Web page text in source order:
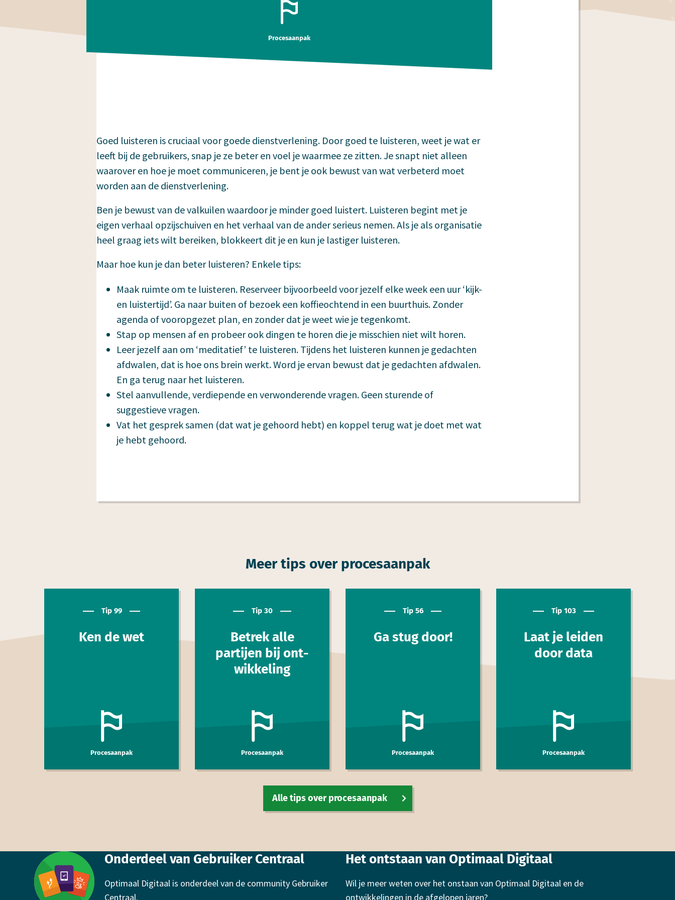
Procesaanpak
Goed luisteren is cruciaal voor goede dienstverlening. Door goed te luisteren, weet je wat er
leeft bij de gebruikers, snap je ze beter en voel je waarmee ze zitten. Je snapt niet alleen
waarover en hoe je moet communiceren, je bent je ook bewust van wat verbeterd moet
worden aan de dienstverlening.
Ben je bewust van de valkuilen waardoor je minder goed luistert. Luisteren begint met je
eigen verhaal opzijschuiven en het verhaal van de ander serieus nemen. Als je als organisatie
heel graag iets wilt bereiken, blokkeert dit je en kun je lastiger luisteren.
Maar hoe kun je dan beter luisteren? Enkele tips:
Maak ruimte om te luisteren. Reserveer bijvoorbeeld voor jezelf elke week een uur ‘kijk-
en luistertijd’. Ga naar buiten of bezoek een koffieochtend in een buurthuis. Zonder
agenda of vooropgezet plan, en zonder dat je weet wie je tegenkomt.
Stap op mensen af en probeer ook dingen te horen die je misschien niet wilt horen.
Leer jezelf aan om ‘meditatief’ te luisteren. Tijdens het luisteren kunnen je gedachten
afdwalen, dat is hoe ons brein werkt. Word je ervan bewust dat je gedachten afdwalen.
En ga terug naar het luisteren.
Stel aanvullende, verdiepende en verwonderende vragen. Geen sturende of
suggestieve vragen.
Vat het gesprek samen (dat wat je gehoord hebt) en koppel terug wat je doet met wat
je hebt gehoord.
Meer tips over procesaanpak
Tip 99
Ken de wet
Procesaanpak
Tip 30
Betrek alle
partijen bij ont­
wik­keling
Procesaanpak
Tip 56
Ga stug door!
Procesaanpak
Tip 103
Laat je leiden
door data
Procesaanpak
Alle tips over procesaanpak
Footer Onderdeel van Gebruiker Centraal
Optimaal Digitaal is onderdeel van de community Gebruiker
Centraal.
Het ontstaan van Optimaal Digitaal
Wil je meer weten over het onstaan van Optimaal Digitaal en de
ontwikkelingen in de afgelopen jaren?